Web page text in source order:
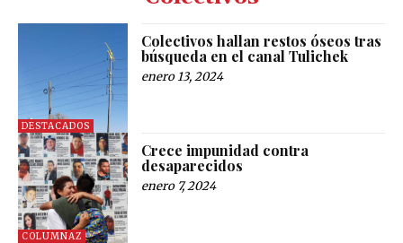
DESTACADOS
Colectivos hallan restos óseos tras
búsqueda en el canal Tulichek
enero 13, 2024
COLUMNAZ
Crece impunidad contra
desaparecidos
enero 7, 2024